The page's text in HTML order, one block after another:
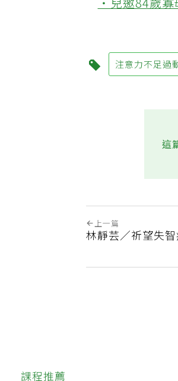
‧兒邀84歲寡
注意力不足過
上一篇
林靜芸／祈望失